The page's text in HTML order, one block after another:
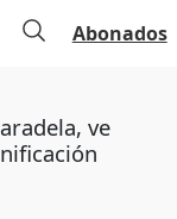
Abonados
ve